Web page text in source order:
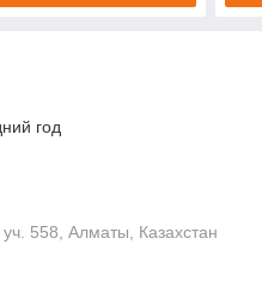
год
558, Алматы, Казахстан